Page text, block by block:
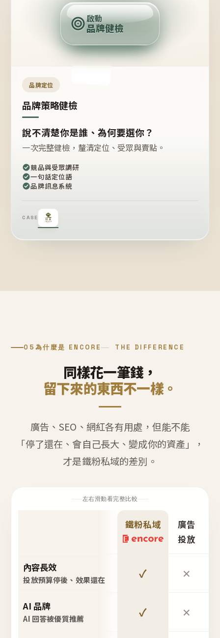
定
位
點
啟動
品牌健檢
品牌定位
品牌策略健檢
說不清楚你是誰、為何要選你？
一次完整健檢，釐清定位、受眾與賣點。
競品與受眾調研
一句話定位語
品牌訊息系統
CASE
05 為什麼是 ENCORE THE DIFFERENCE
同樣花一筆錢，
留下來的東西不一樣。
廣告、SEO、網紅各有用處，但能不能
「停了還在、會自己長大、變成你的資產」，
才是鐵粉私域的差別。
左右滑動看完整比較
鐵粉私域
廣告
投放
內容長效
投放預算停後、效果還在 ✓ ✕
AI 品牌
AI 回答被優質推薦 ✓ ✕